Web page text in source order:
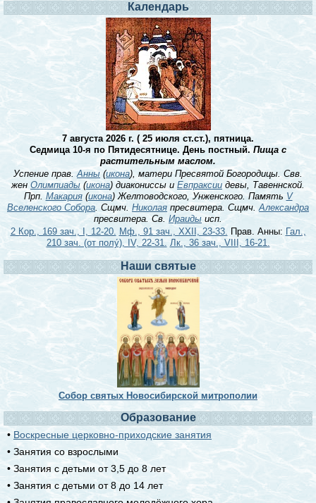
Календарь
7 августа 2026 г. ( 25 июля ст.ст.), пятница.
Седмица 10-я по Пятидесятнице. День постный. Пища с
растительным маслом.
Успение прав.Анны (икона), матери Пресвятой Богородицы. Свв.
жен Олимпиады (икона) диакониссы и Евпраксии девы, Тавеннской.
Прп.Макария(икона) Желтоводского, Унженского. Память V
Вселенского Собора. Сщмч. Николая пресвитера. Сщмч.Александра
пресвитера. Св. Ираидыисп.
2 Кор., 169 зач., I, 12-20. Мф., 91 зач., XXII, 23-33. Прав. Анны: Гал.,
210 зач. (от полу́), IV, 22-31. Лк., 36 зач., VIII, 16-21.
Наши святые
Собор святых Новосибирской митрополии
Образование
• Воскресные церковно-приходские занятия
• Занятия со взрослыми
• Занятия с детьми от 3,5 до 8 лет
• Занятия с детьми от 8 до 14 лет